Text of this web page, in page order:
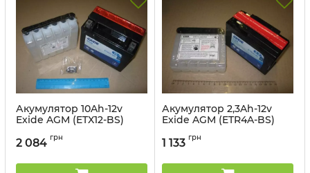
Акумулятор 10Ah-12v
Exide AGM (ETX12-BS)
Артикул: ETX12-BS
2 084 грн
Акумулятор 2,3Ah-12v
Exide AGM (ETR4A-BS)
Артикул:
1 133 грн